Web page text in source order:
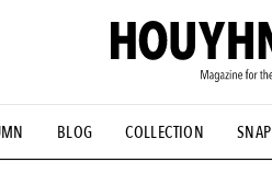
BLOG COLLECTION SNAP
#古着サミット #NEW VINTAGE
#FOCUS IT #AH.H #ととけん